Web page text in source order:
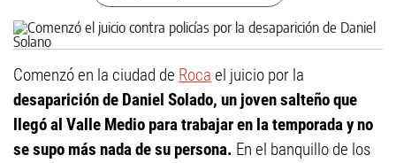
Comenzó en la ciudad de Roca el juicio por la
desaparición de Daniel Solado, un joven salteño que
llegó al Valle Medio para trabajar en la temporada y no
se supo más nada de su persona. En el banquillo de los